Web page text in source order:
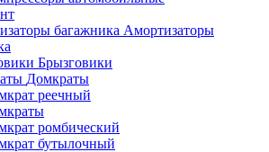
Амортизаторы
Брызговики
Домкраты
реечный
ромбический
бутылочный